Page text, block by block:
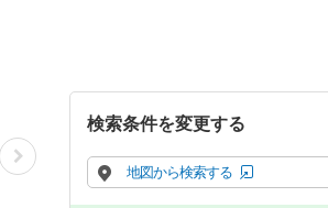
検索条件を変更する
地図から検索する